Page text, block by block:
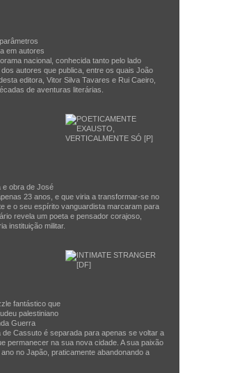
em autores
nacional, conhecida tanto pelo lado
autores que publica, entre os quais João
editora, Vitor Silva Tavares e Rui Caeiro,
de aventuras literárias.
e obra de José
23 anos, e que viria a transformar-se no
e o seu espírito vanguardista marcaram para
revela um poeta e pensador corajoso,
instituição militar.
fantástico que
palestiniano
Guerra
Cassuto é separada para apenas se voltar a
permanecer na sua nova cidade. A sua paixão
no Japão, praticamente abandonando a